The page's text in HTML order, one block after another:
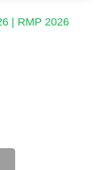
| RMP 2026